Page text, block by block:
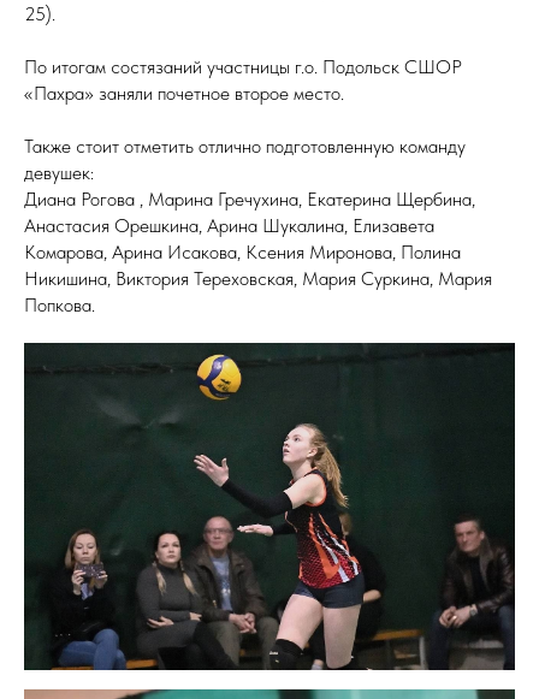
25).
По итогам состязаний участницы г.о. Подольск СШОР
«Пахра» заняли почетное второе место.
Также стоит отметить отлично подготовленную команду
девушек:
Диана Рогова , Марина Гречухина, Екатерина Щербина,
Анастасия Орешкина, Арина Шукалина, Елизавета
Комарова, Арина Исакова, Ксения Миронова, Полина
Никишина, Виктория Тереховская, Мария Суркина, Мария
Попкова.